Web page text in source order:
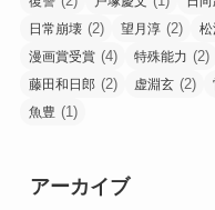
日常崩壊 (2) 望月淳 (2) 松
漫画賞受賞 (4) 特殊能力 (2)
藤田和日郎 (2) 虚淵玄 (2)
魚豊 (1)
アーカイブ